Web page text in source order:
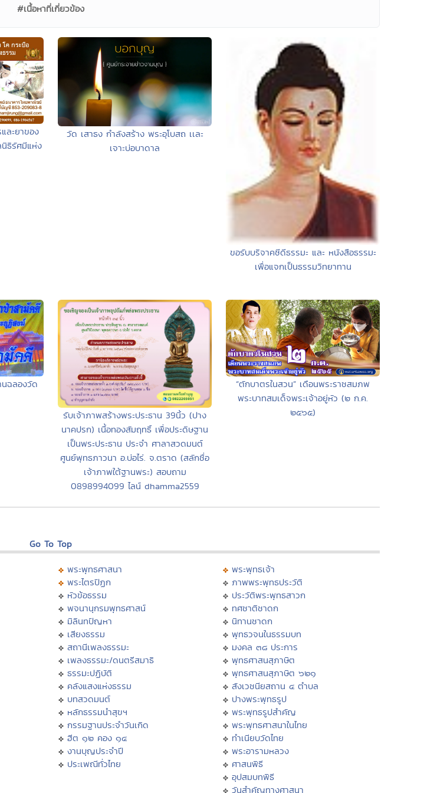
#เนื้อหาที่เกี่ยวข้อง
ละยาของ
นิธิรัศมีแห่ง
วัด เสาธง กำลังสร้าง พระอุโบสถ เเละ
เจาะบ่อบาดาล
ขอรับบริจาคซีดีธรรมะ และ หนังสือธรรมะ
เพื่อแจกเป็นธรรมวิทยาทาน
ฉลองวัด
รับเจ้าภาพสร้างพระประธาน 39นิ้ว (ปาง
นาคปรก) เนื้อทองสัมฤทธิ์ เพื่อประดิษฐาน
เป็นพระประธาน ประจำ ศาลาสวดมนต์
ศูนย์พุทธภาวนา อ.บ่อไร่. จ.ตราด (สลักชื่อ
เจ้าภาพใต้ฐานพระ) สอบถาม
0898994099 ไลน์ dhamma2559
“ตักบาตรในสวน” เดือนพระราชสมภพ
พระบาทสมเด็จพระเจ้าอยู่หัว (๒ ก.ค.
๒๕๖๕)
Go To Top
พระพุทธศาสนา
พระไตรปิฏก
หัวข้อธรรม
พจนานุกรมพุทธศาสน์
มิลินทปัญหา
เสียงธรรม
สถานีเพลงธรรมะ
เพลงธรรมะ/ดนตรีสมาธิ
ธรรมะปฏิบัติ
คลังแสงแห่งธรรม
บทสวดมนต์
หลักธรรมนำสุขฯ
กรรมฐานประจำวันเกิด
ฮีต ๑๒ คอง ๑๔
งานบุญประจำปี
ประเพณีทั่วไทย
พระพุทธเจ้า
ภาพพระพุทธประวัติ
ประวัติพระพุทธสาวก
ทศชาติชาดก
นิทานชาดก
พุทธวจนในธรรมบท
มงคล ๓๘ ประการ
พุทธศาสนสุภาษิต
พุทธศาสนสุภาษิต ๖๒๑
สังเวชนียสถาน ๔ ตำบล
ปางพระพุทธรูป
พระพุทธรูปสำคัญ
พระพุทธศาสนาในไทย
ทำเนียบวัดไทย
พระอารามหลวง
ศาสนพิธี
อุปสมบทพิธี
วันสำคัญทางศาสนา